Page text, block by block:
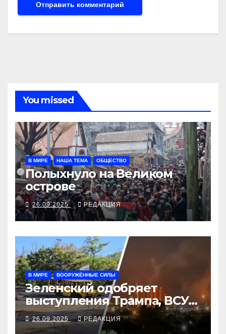
You missed
В МИРЕ НАША ТЕМА ОБЩЕСТВО
Полыхнуло на Великом
острове
26.09.2025 РЕДАКЦИЯ
В МИРЕ ВООРУЖЁННЫЕ СИЛЫ
Зеленский одобряет
выступления Трампа, ВСУ
закрыли Добропольский
рубеж
26.09.2025 РЕДАКЦИЯ